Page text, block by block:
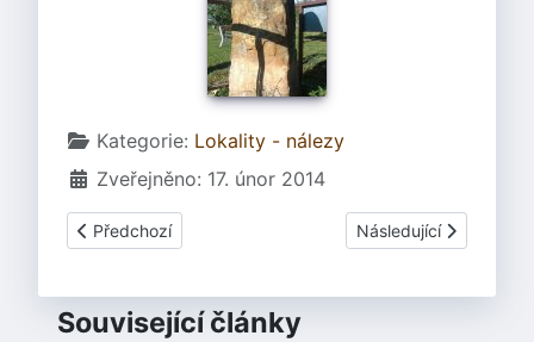
Základní údaje
Kategorie: Lokality - nálezy
Zveřejněno: 17. únor 2014
Předchozí článek: Nalezen poklad Nibelungů?
Předchozí Další článek:
Následující
Související články